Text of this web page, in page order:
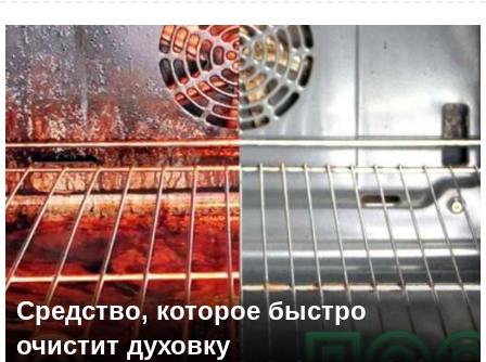
+22
Средство, которое быстро
очистит духовку